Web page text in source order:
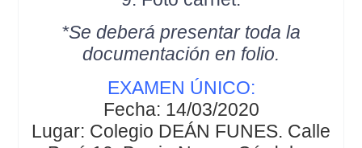
*Se deberá presentar toda la
documentación en folio.
EXAMEN ÚNICO:
Fecha: 14/03/2020
Lugar: Colegio DEÁN FUNES. Calle